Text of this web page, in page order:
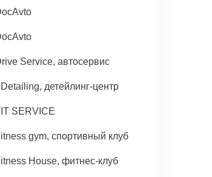
Service, автосервис
детейлинг-центр
SERVICE
gym, спортивный клуб
House, фитнес-клуб